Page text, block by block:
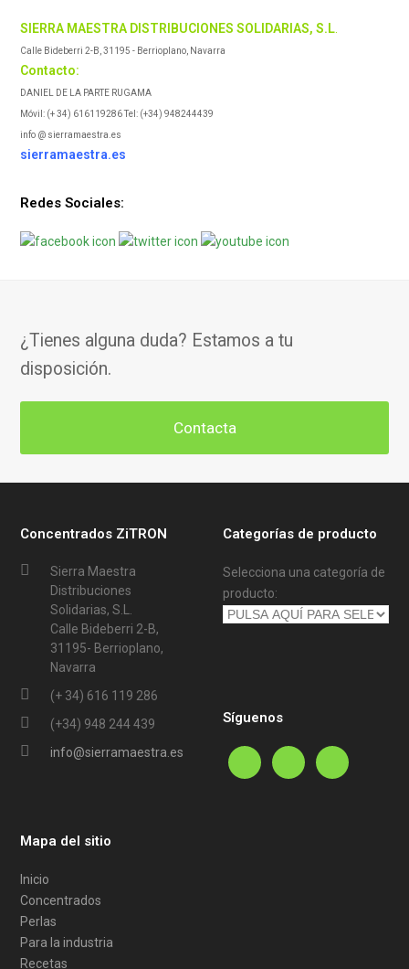
SIERRA MAESTRA DISTRIBUCIONES SOLIDARIAS, S.L.
Calle Bideberri 2-B, 31195 - Berrioplano, Navarra
Contacto:
DANIEL DE LA PARTE RUGAMA
Móvil: (+ 34) 616119286 Tel: (+34) 948244439
info @ sierramaestra.es
sierramaestra.es
Redes Sociales:
¿Tienes alguna duda? Estamos a tu
disposición.
Contacta
Concentrados ZiTRON
Sierra Maestra
Distribuciones
Solidarias, S.L.
Calle Bideberri 2-B,
31195- Berrioplano,
Navarra
(+ 34) 616 119 286
(+34) 948 244 439
info@sierramaestra.es
Categorías de producto
Selecciona una categoría de
producto:
Síguenos
Mapa del sitio
Inicio
Concentrados
Perlas
Para la industria
Recetas